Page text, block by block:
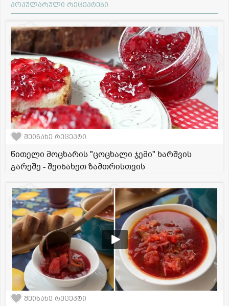
პოპულარული რეცეპტები
შეინახე რეცეპტი
წითელი მოცხარის "ცოცხალი ჯემი" ხარშვის
გარეშე - შეინახეთ ზამთრისთვის
შეინახე რეცეპტი